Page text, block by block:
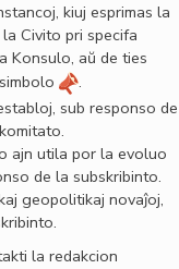
kiuj esprimas la
Civito pri specifa
Konsulo, aŭ de ties
.
sub responso de
ajn utila por la evoluo
de la subskribinto.
geopolitikaj novaĵoj,
la redakcion